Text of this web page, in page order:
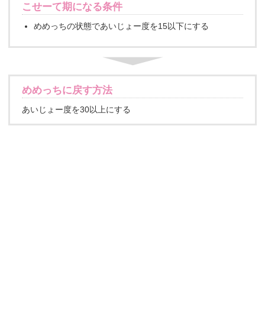
こせーて期になる条件
めめっちの状態であいじょー度を15以下にする
めめっちに戻す方法
あいじょー度を30以上にする